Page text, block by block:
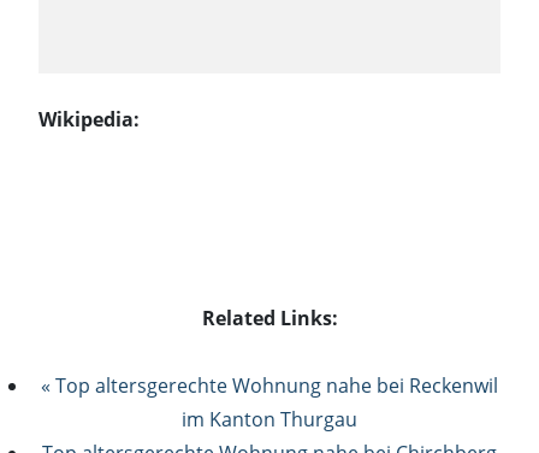
Wikipedia:
Related Links:
« Top altersgerechte Wohnung nahe bei Reckenwil
im Kanton Thurgau